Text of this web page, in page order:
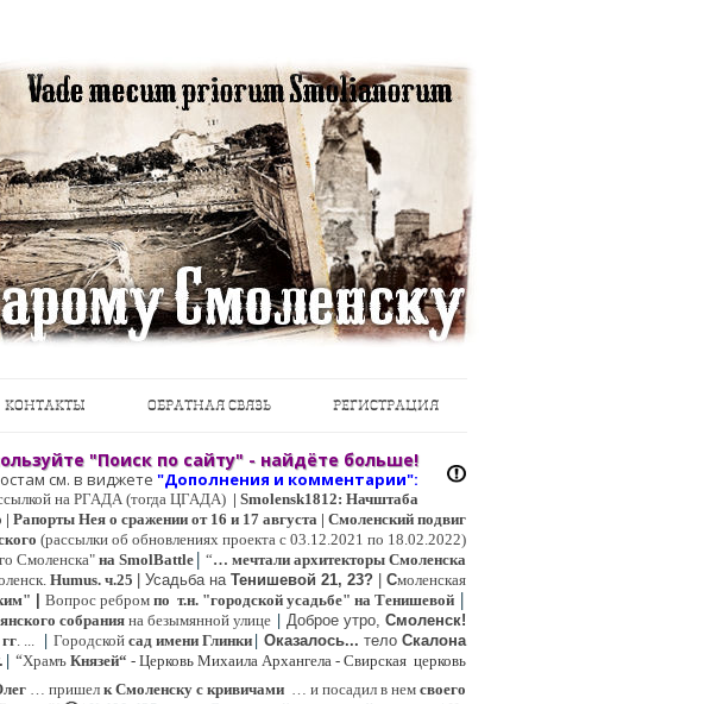
КОНТАКТЫ ОБРАТНАЯ СВЯЗЬ РЕГИСТРАЦИЯ
"Поиск по сайту" - найдёте больше!
см. в виджете "Дополнения и комментарии":
на РГАДА (тогда ЦГАДА) | Smolensk1812: Начштаба
Нея о сражении от 16 и 17 августа | Смоленский подвиг
(рассылки об обновлениях проекта с 03.12.2021 по 18.02.2022)
Смоленска" на SmolBattle | “… мечтали архитекторы Смоленска
Humus. ч.25 | Усадьба на Тенишевой 21, 23? Смоленская
Вопрос ребром по т.н. "городской усадьбе" на Тенишевой |
собранияна безымянной улице | Доброе утро, Смоленск!
. ... | Городской сад имени Глинки | Оказалось... тело Скалона
| “Храмъ Князей“ - Церковь Михаила Архангела - Свирская церковь
… пришел к Смоленску с кривичами … и посадил в нем своего